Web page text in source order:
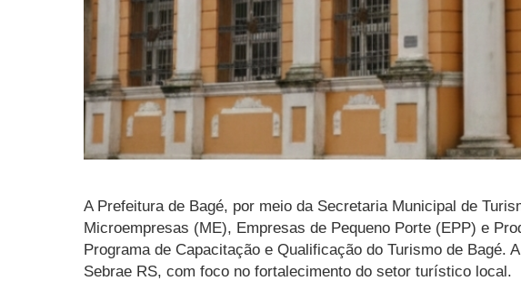
A Prefeitura de Bagé, por meio da Secretaria Municipal de
Microempresas (ME), Empresas de Pequeno Porte (EPP) e
Programa de Capacitação e Qualificação do Turismo de
Sebrae RS, com foco no fortalecimento do setor turístico local.